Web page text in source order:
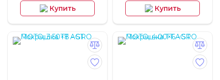
Купить Купить